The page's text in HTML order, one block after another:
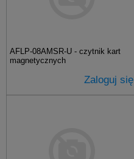
AFLP-08AMSR-U - czytnik kart
magnetycznych
Zaloguj się